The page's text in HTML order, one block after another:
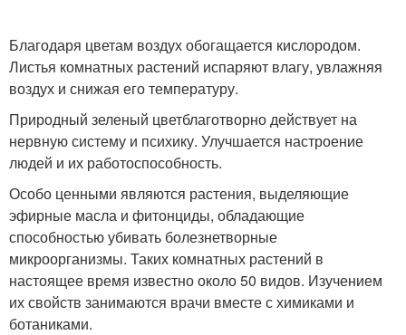
Благодаря цветам воздух обогащается кислородом.
Листья комнатных растений испаряют влагу, увлажняя
воздух и снижая его температуру.
Природный зеленый цветблаготворно действует на
нервную систему и психику. Улучшается настроение
людей и их работоспособность.
Особо ценными являются растения, выделяющие
эфирные масла и фитонциды, обладающие
способностью убивать болезнетворные
микроорганизмы. Таких комнатных растений в
настоящее время известно около 50 видов. Изучением
их свойств занимаются врачи вместе с химиками и
ботаниками.